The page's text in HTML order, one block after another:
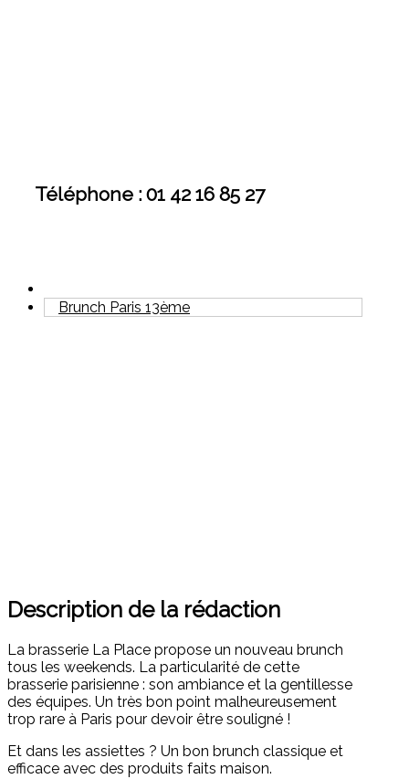
Téléphone : 01 42 16 85 27
Brunch Paris 13ème
Description de la rédaction
La brasserie La Place propose un nouveau brunch
tous les weekends. La particularité de cette
brasserie parisienne : son ambiance et la gentillesse
des équipes. Un très bon point malheureusement
trop rare à Paris pour devoir être souligné !
Et dans les assiettes ? Un bon brunch classique et
efficace avec des produits faits maison.